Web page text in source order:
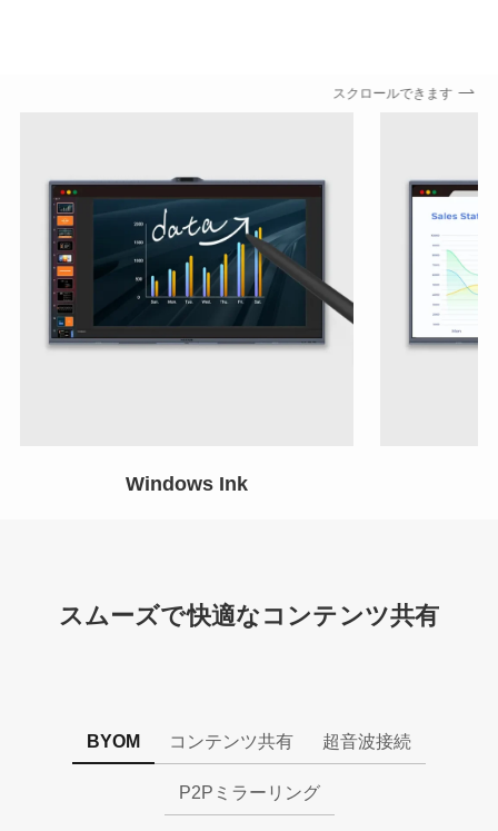
スクロールできます
Windows Ink
スムーズで快適なコンテンツ共有
BYOM コンテンツ共有 超音波接続
P2Pミラーリング